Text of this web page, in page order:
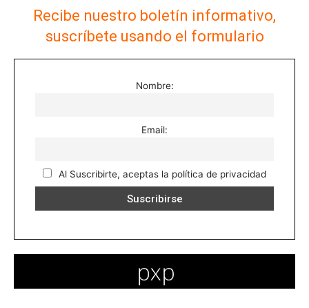
Recibe nuestro boletín informativo,
suscríbete usando el formulario
Nombre:
Email:
Al Suscribirte, aceptas la política de privacidad